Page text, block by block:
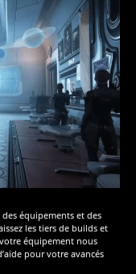
équipements et des
les tiers de builds et
équipement nous
pour votre avancés